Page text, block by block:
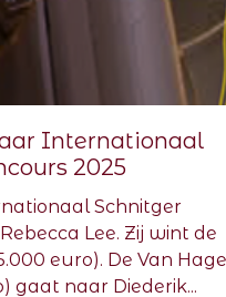
Internationaal
2025
Schnitger
Lee. Zij wint de
euro). De Van
gaat naar Diederik...